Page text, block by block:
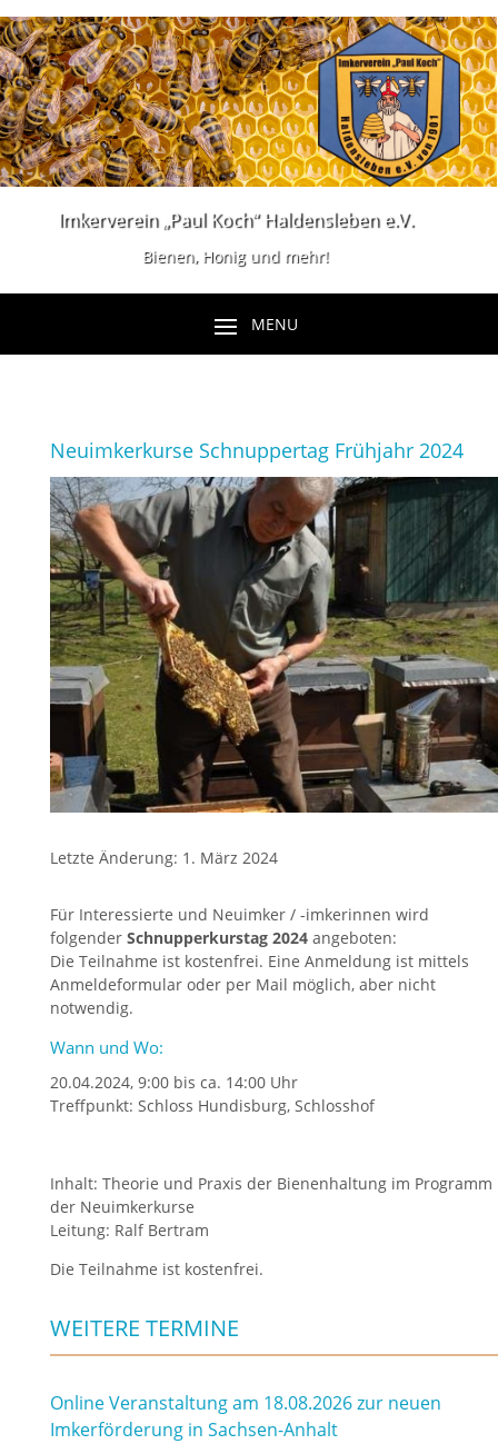
Imkerverein „Paul Koch“ Haldensleben e.V.
Bienen, Honig und mehr!
Neuimkerkurse Schnuppertag Frühjahr 2024
Letzte Änderung: 1. März 2024
Für Interessierte und Neuimker / -imkerinnen wird
folgender Schnupperkurstag 2024angeboten:
Die Teilnahme ist kostenfrei. Eine Anmeldung ist mittels
Anmeldeformular oder per Mail möglich, aber nicht
notwendig.
Wann und Wo:
20.04.2024, 9:00 bis ca. 14:00 Uhr
Treffpunkt: Schloss Hundisburg, Schlosshof
Inhalt: Theorie und Praxis der Bienenhaltung im Programm
der Neuimkerkurse
Leitung: Ralf Bertram
Die Teilnahme ist kostenfrei.
WEITERE TERMINE
Online Veranstaltung am 18.08.2026 zur neuen
Imkerförderung in Sachsen-Anhalt